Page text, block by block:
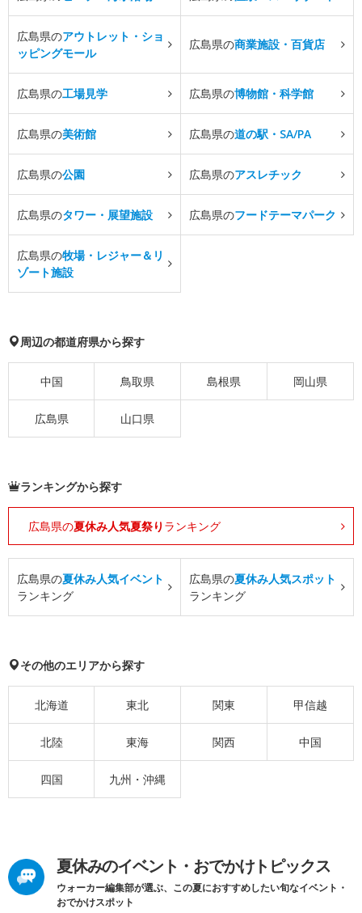
広島県のアウトレット・ショ
ッピングモール
広島県の商業施設・百貨店
広島県の工場見学 広島県の博物館・科学館
広島県の美術館 広島県の道の駅・SA/PA
広島県の公園 広島県のアスレチック
広島県のタワー・展望施設 広島県のフードテーマパーク
広島県の牧場・レジャー＆リ
ゾート施設
周辺の都道府県から探す
中国 鳥取県 島根県 岡山県
広島県 山口県
ランキングから探す
広島県の夏休み人気夏祭り ランキング
広島県の夏休み人気イベント
ランキング
広島県の夏休み人気スポット
ランキング
その他のエリアから探す
北海道 東北 関東 甲信越
北陸 東海 関西 中国
四国 九州・沖縄
夏休みのイベント・おでかけトピックス
ウォーカー編集部が選ぶ、この夏におすすめしたい旬なイベント・
おでかけスポット